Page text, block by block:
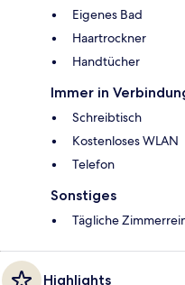
Eigenes Bad
Haartrockner
Handtücher
Immer in
Schreibtisch
Kostenloses WLAN
Telefon
Sonstiges
Tägliche
Highlights